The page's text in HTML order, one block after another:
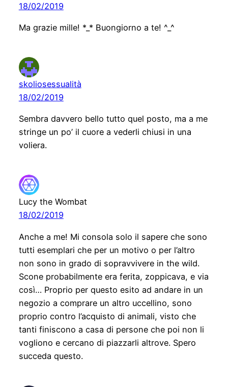
18/02/2019
Ma grazie mille! *_* Buongiorno a te! ^_^
skoliosessualità
18/02/2019
Sembra davvero bello tutto quel posto, ma a me
stringe un po’ il cuore a vederli chiusi in una
voliera.
Lucy the Wombat
18/02/2019
Anche a me! Mi consola solo il sapere che sono
tutti esemplari che per un motivo o per l’altro
non sono in grado di sopravvivere in the wild.
Scone probabilmente era ferita, zoppicava, e via
così… Proprio per questo esito ad andare in un
negozio a comprare un altro uccellino, sono
proprio contro l’acquisto di animali, visto che
tanti finiscono a casa di persone che poi non li
vogliono e cercano di piazzarli altrove. Spero
succeda questo.